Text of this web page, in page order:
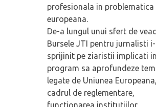
profesionala in problematica
europeana.
De-a lungul unui sfert de
Bursele JTI pentru jurnalisti
sprijinit pe ziaristii implicati in
program sa aprofundeze
legate de Uniunea Europeana,
cadrul de reglementare,